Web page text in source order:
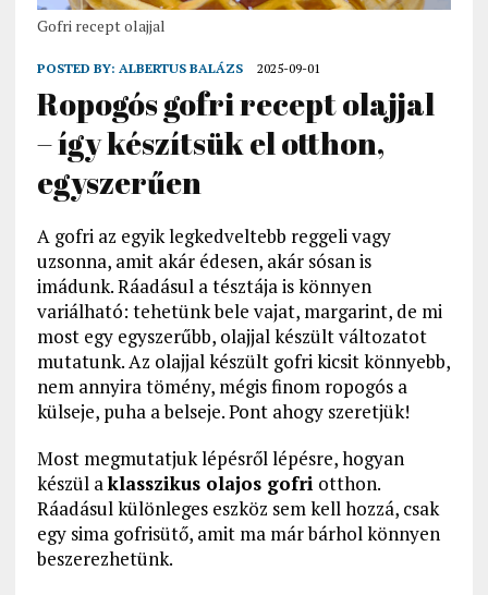
Gofri recept olajjal
POSTED BY: ALBERTUS BALÁZS 2025-09-01
Ropogós gofri recept olajjal
– így készítsük el otthon,
egyszerűen
A gofri az egyik legkedveltebb reggeli vagy
uzsonna, amit akár édesen, akár sósan is
imádunk. Ráadásul a tésztája is könnyen
variálható: tehetünk bele vajat, margarint, de mi
most egy egyszerűbb, olajjal készült változatot
mutatunk. Az olajjal készült gofri kicsit könnyebb,
nem annyira tömény, mégis finom ropogós a
külseje, puha a belseje. Pont ahogy szeretjük!
Most megmutatjuk lépésről lépésre, hogyan
készül aklasszikus olajos gofri otthon.
Ráadásul különleges eszköz sem kell hozzá, csak
egy sima gofrisütő, amit ma már bárhol könnyen
beszerezhetünk.